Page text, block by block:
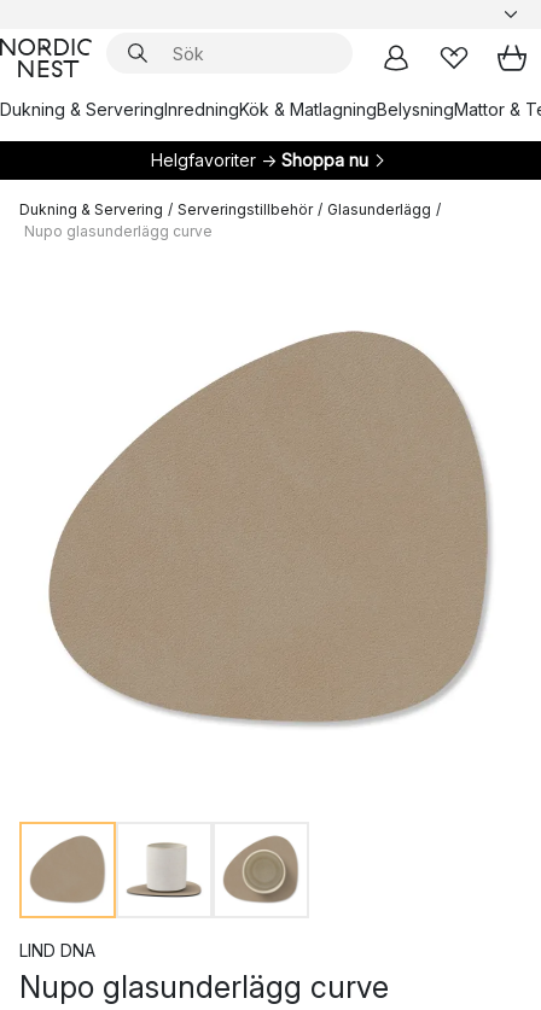
Dukning & ServeringInredningKök & MatlagningBelysningMattor &
Helgfavoriter → Shoppa nu
Dukning & Servering / Serveringstillbehör / Glasunderlägg /
Nupo glasunderlägg curve
LIND DNA
Nupo glasunderlägg curve